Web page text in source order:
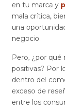
en tu marca y
mala crítica,
una
negocio.
Pero, ¿por qué
positivas? Por
dentro del
exceso de
entre los